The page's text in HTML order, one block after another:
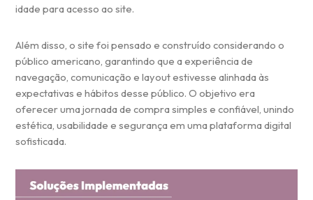
idade para acesso ao site.
Além disso, o site foi pensado e construído considerando o
público americano, garantindo que a experiência de
navegação, comunicação e layout estivesse alinhada às
expectativas e hábitos desse público. O objetivo era
oferecer uma jornada de compra simples e confiável, unindo
estética, usabilidade e segurança em uma plataforma digital
sofisticada.